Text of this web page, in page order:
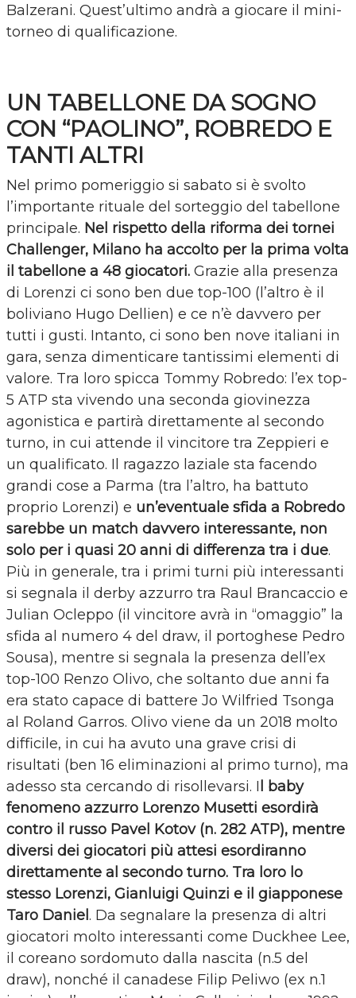
Balzerani. Quest’ultimo andrà a giocare il mini-
torneo di qualificazione.
UN TABELLONE DA SOGNO
CON “PAOLINO”, ROBREDO E
TANTI ALTRI
Nel primo pomeriggio si sabato si è svolto
l’importante rituale del sorteggio del tabellone
principale. Nel rispetto della riforma dei tornei
Challenger, Milano ha accolto per la prima volta
il tabellone a 48 giocatori. Grazie alla presenza
di Lorenzi ci sono ben due top-100 (l’altro è il
boliviano Hugo Dellien) e ce n’è davvero per
tutti i gusti. Intanto, ci sono ben nove italiani in
gara, senza dimenticare tantissimi elementi di
valore. Tra loro spicca Tommy Robredo: l’ex top-
5 ATP sta vivendo una seconda giovinezza
agonistica e partirà direttamente al secondo
turno, in cui attende il vincitore tra Zeppieri e
un qualificato. Il ragazzo laziale sta facendo
grandi cose a Parma (tra l’altro, ha battuto
proprio Lorenzi) e un’eventuale sfida a Robredo
sarebbe un match davvero interessante, non
solo per i quasi 20 anni di differenza tra i due.
Più in generale, tra i primi turni più interessanti
si segnala il derby azzurro tra Raul Brancaccio e
Julian Ocleppo (il vincitore avrà in “omaggio” la
sfida al numero 4 del draw, il portoghese Pedro
Sousa), mentre si segnala la presenza dell’ex
top-100 Renzo Olivo, che soltanto due anni fa
era stato capace di battere Jo Wilfried Tsonga
al Roland Garros. Olivo viene da un 2018 molto
difficile, in cui ha avuto una grave crisi di
risultati (ben 16 eliminazioni al primo turno), ma
adesso sta cercando di risollevarsi. I l baby
fenomeno azzurro Lorenzo Musetti esordirà
contro il russo Pavel Kotov (n. 282 ATP), mentre
diversi dei giocatori più attesi esordiranno
direttamente al secondo turno. Tra loro lo
stesso Lorenzi, Gianluigi Quinzi e il giapponese
Taro Daniel . Da segnalare la presenza di altri
giocatori molto interessanti come Duckhee Lee,
il coreano sordomuto dalla nascita (n.5 del
draw), nonché il canadese Filip Peliwo (ex n.1